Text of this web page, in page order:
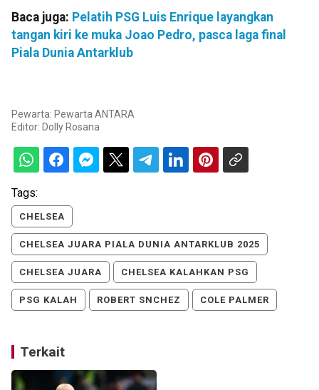
Baca juga: Pelatih PSG Luis Enrique layangkan
tangan kiri ke muka Joao Pedro, pasca laga final
Piala Dunia Antarklub
Pewarta: Pewarta ANTARA
Editor: Dolly Rosana
Tags:
CHELSEA
CHELSEA JUARA PIALA DUNIA ANTARKLUB 2025
CHELSEA JUARA CHELSEA KALAHKAN PSG
PSG KALAH ROBERT SNCHEZ COLE PALMER
Terkait